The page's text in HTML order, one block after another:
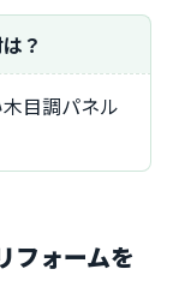
？
フォームを